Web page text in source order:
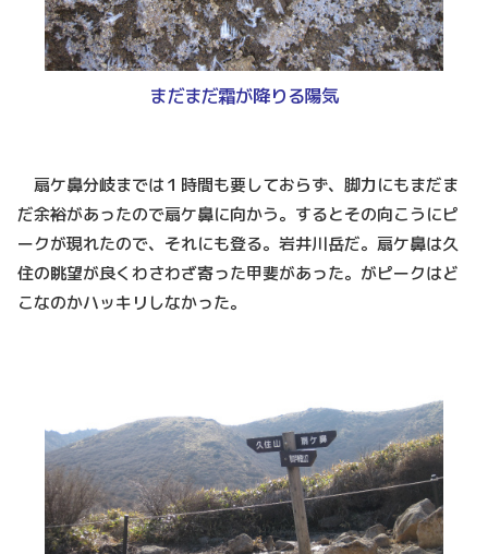
まだまだ霜が降りる陽気
扇ケ鼻分岐までは１時間も要しておらず、脚力にもまだま
だ余裕があったので扇ケ鼻に向かう。するとその向こうにピ
ークが現れたので、それにも登る。岩井川岳だ。扇ケ鼻は久
住の眺望が良くわさわざ寄った甲斐があった。がピークはど
こなのかハッキリしなかった。